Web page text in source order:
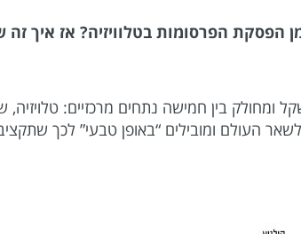
הפרסומות בטלוויזיה? אז איך זה
בישראל עומד על על כ-3.8 מיליארד שקל ומחולק בין חמישה נתחים
העולם ומובילים “באופן טבעי” לכך